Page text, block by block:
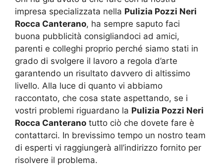
impresa specializzata nella Pulizia Pozzi Neri
Rocca Canterano, ha sempre saputo faci
buona pubblicità consigliandoci ad amici,
parenti e colleghi proprio perché siamo stati in
grado di svolgere il lavoro a regola d’arte
garantendo un risultato davvero di altissimo
livello. Alla luce di quanto vi abbiamo
raccontato, che cosa state aspettando, se i
vostri problemi riguardano la Pulizia Pozzi Neri
Rocca Canterano tutto ciò che dovete fare è
contattarci. In brevissimo tempo un nostro team
di esperti vi raggiungerà all’indirizzo fornito per
risolvere il problema.